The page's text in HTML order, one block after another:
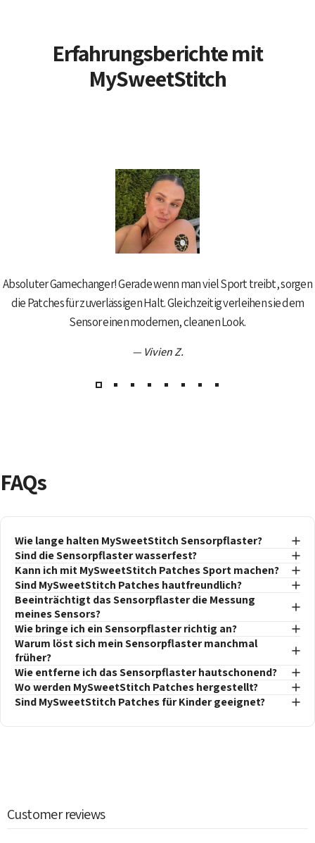
Erfahrungsberichtemit
MySweetStitch
Absoluter Gamechanger!Gerade wenn man viel Sport treibt, sorgen
die Patches für zuverlässigen Halt.Gleichzeitig verleihen sie dem
Sensor einen modernen, cleanen Look.
— Vivien Z.
FAQs
Wie lange halten MySweetStitch Sensorpflaster?
Sind die Sensorpflaster wasserfest?
Kann ich mit MySweetStitch Patches Sport machen?
Sind MySweetStitch Patches hautfreundlich?
Beeinträchtigt das Sensorpflaster die Messung
meines Sensors?
Wie bringe ich ein Sensorpflaster richtig an?
Warum löst sich mein Sensorpflaster manchmal
früher?
Wie entferne ich das Sensorpflaster hautschonend?
Wo werden MySweetStitch Patches hergestellt?
Sind MySweetStitch Patches für Kinder geeignet?
Customer reviews